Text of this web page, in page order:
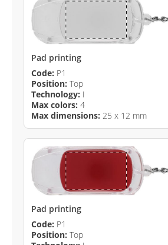
Pad printing
Code: P1
Position: Top
Technology: I
Max colors: 4
Max dimensions: 25 x 12 mm
Pad printing
Code: P1
Position: Top